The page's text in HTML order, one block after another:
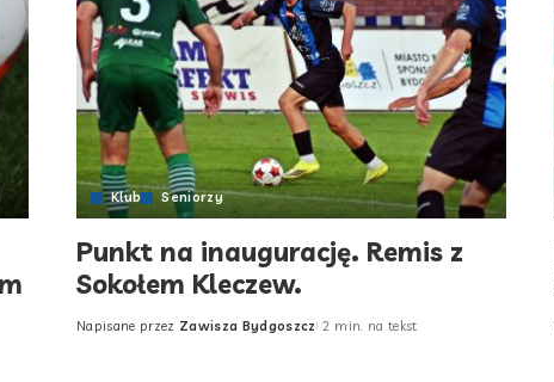
Klub Seniorzy
Punkt na inaugurację. Remis z
Sokołem Kleczew.
Posted
Napisane przez Zawisza Bydgoszcz 2 min. na tekst